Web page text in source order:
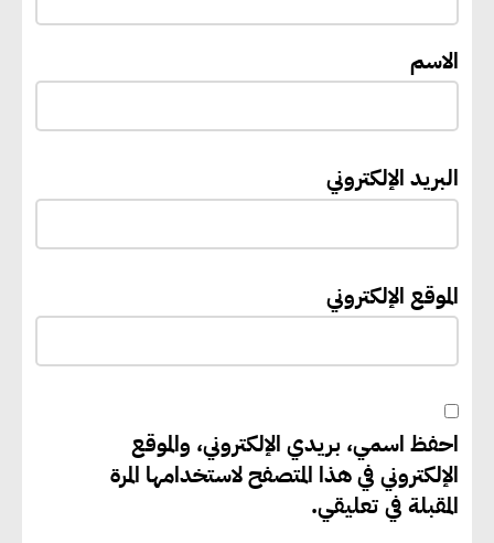
الاسم
البريد الإلكتروني
الموقع الإلكتروني
احفظ اسمي، بريدي الإلكتروني، والموقع
الإلكتروني في هذا المتصفح لاستخدامها المرة
المقبلة في تعليقي.
لمدينتي المنيا ويوسف الصديق
النمو الحضري
مليون جنيه إسترليني لدعم توسع
المتجددة
جوجل تعلن إضافة 12 جيجاوات
من الطاقة النظيفة وتجنب انبعاث